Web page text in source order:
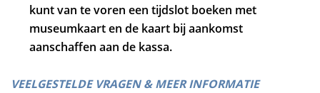
kunt van te voren een tijdslot boeken met
museumkaart en de kaart bij aankomst
aanschaffen aan de kassa.
VEELGESTELDE VRAGEN & MEER INFORMATIE